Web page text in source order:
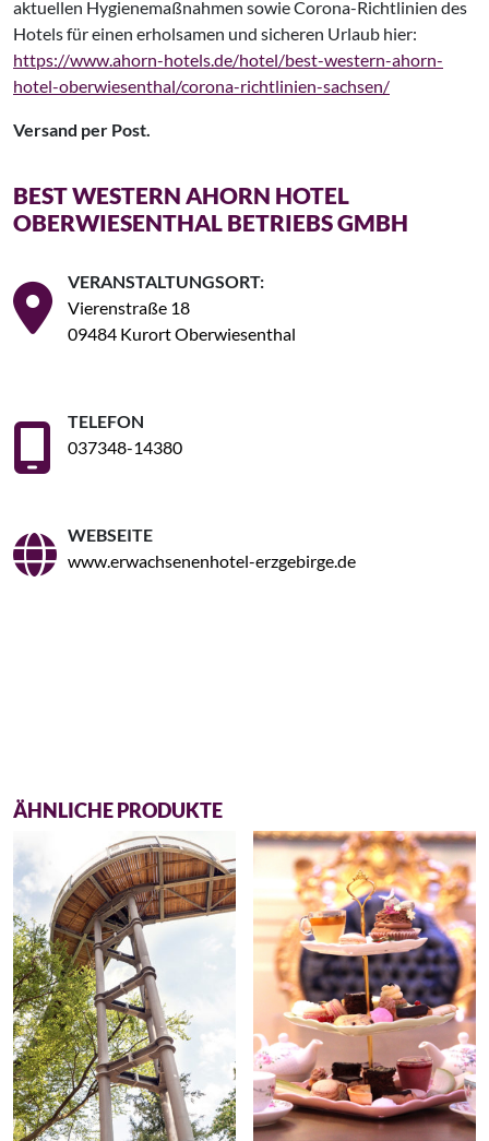
aktuellen Hygienemaßnahmen sowie Corona-Richtlinien des
Hotels für einen erholsamen und sicheren Urlaub hier:
https://www.ahorn-hotels.de/hotel/best-western-ahorn-
hotel-oberwiesenthal/corona-richtlinien-sachsen/
Versand per Post.
BEST WESTERN AHORN HOTEL
OBERWIESENTHAL BETRIEBS GMBH
VERANSTALTUNGSORT:
Vierenstraße 18
09484 Kurort Oberwiesenthal
TELEFON
037348-14380
WEBSEITE
www.erwachsenenhotel-erzgebirge.de
ÄHNLICHE PRODUKTE